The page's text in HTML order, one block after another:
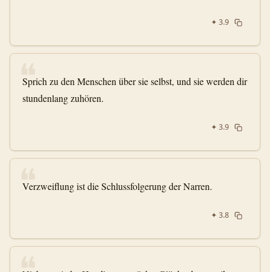
✦ 3.9
❝
Sprich zu den Menschen über sie selbst, und sie werden dir
stundenlang zuhören.
✦ 3.9
❝
Verzweiflung ist die Schlussfolgerung der Narren.
✦ 3.8